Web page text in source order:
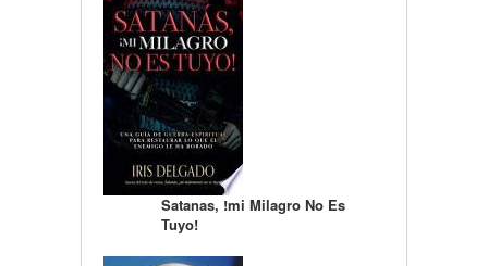
Satanas, !mi Milagro No Es
Tuyo!